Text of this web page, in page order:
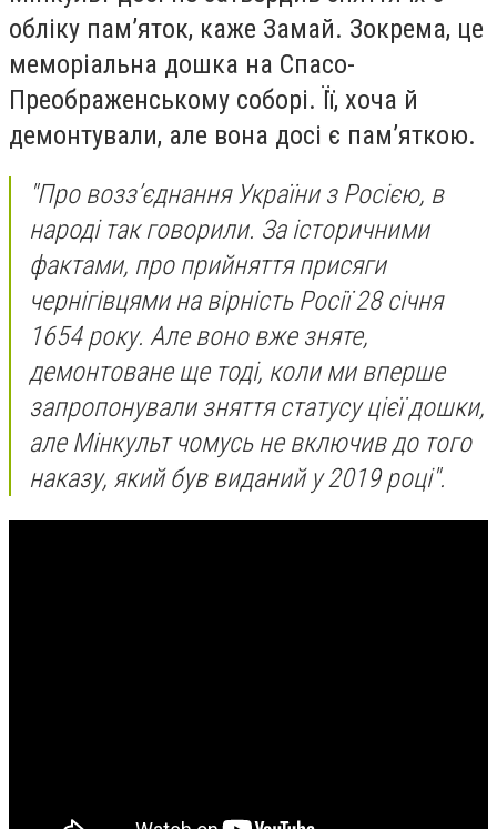
обліку пам’яток, каже Замай. Зокрема, це
меморіальна дошка на Спасо-
Преображенському соборі. Її, хоча й
демонтували, але вона досі є пам’яткою.
"Про возз’єднання України з Росією, в
народі так говорили. За історичними
фактами, про прийняття присяги
чернігівцями на вірність Росії 28 січня
1654 року. Але воно вже зняте,
демонтоване ще тоді, коли ми вперше
запропонували зняття статусу цієї дошки,
але Мінкульт чомусь не включив до того
наказу, який був виданий у 2019 році".